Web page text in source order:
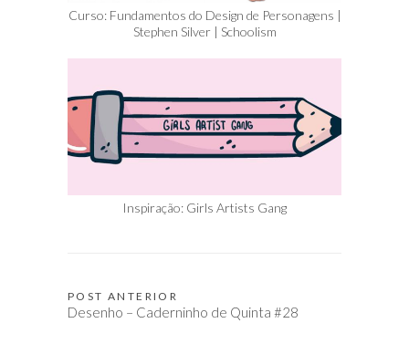
Curso: Fundamentos do Design de Personagens |
Stephen Silver | Schoolism
Inspiração: Girls Artists Gang
Navegação
POST ANTERIOR
Desenho – Caderninho de Quinta #28